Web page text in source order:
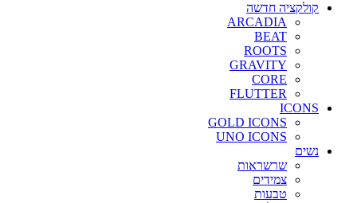
קולקציה חדשה
ARCADIA
BEAT
ROOTS
GRAVITY
CORE
FLUTTER
ICONS
GOLD ICONS
UNO ICONS
נשים
שרשראות
צמידים
טבעות